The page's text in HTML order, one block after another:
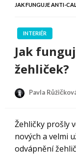
JAK FUNGUJE ANTI-
INTERIÉR
Jak
žehliček?
Pavla
Žehličky prošly
nových a velmi
odvápnění